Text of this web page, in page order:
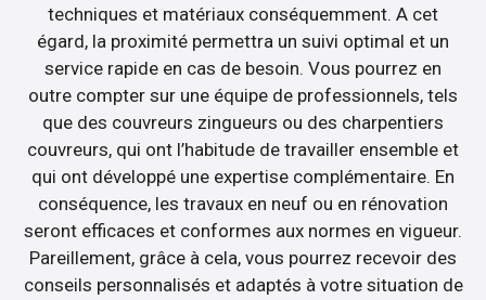
techniques et matériaux conséquemment. A cet
égard, la proximité permettra un suivi optimal et un
service rapide en cas de besoin. Vous pourrez en
outre compter sur une équipe de professionnels, tels
que des couvreurs zingueurs ou des charpentiers
couvreurs, qui ont l’habitude de travailler ensemble et
qui ont développé une expertise complémentaire. En
conséquence, les travaux en neuf ou en rénovation
seront efficaces et conformes aux normes en vigueur.
Pareillement, grâce à cela, vous pourrez recevoir des
conseils personnalisés et adaptés à votre situation de